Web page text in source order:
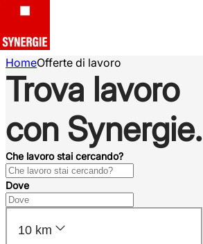
HomeOfferte di lavoro
Trova lavoro
con Synergie.
Che lavoro stai cercando?
Dove
10 km